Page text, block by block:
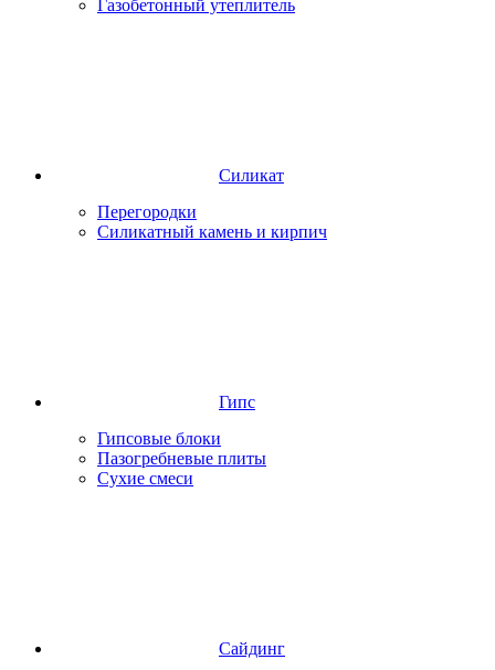
Газобетонный утеплитель
Силикат
Перегородки
Силикатный камень и кирпич
Гипс
Гипсовые блоки
Пазогребневые плиты
Сухие смеси
Сайдинг